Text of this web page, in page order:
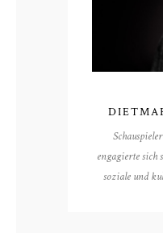
engagierte sich
soziale und